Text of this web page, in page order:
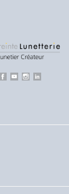
FacebookYouTubeInstagram